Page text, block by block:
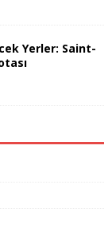
Yerler: Saint-